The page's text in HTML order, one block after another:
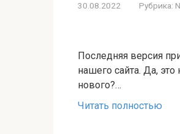
30.08.2022 Рубрика:
Последняя версия
нашего сайта. Да,
нового?…
Читать полностью